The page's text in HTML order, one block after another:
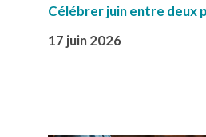
Célébrer juin entre deux
17 juin 2026